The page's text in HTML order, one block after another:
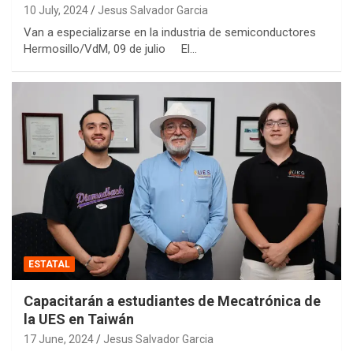
10 July, 2024 Jesus Salvador Garcia
Van a especializarse en la industria de semiconductores
Hermosillo/VdM, 09 de julio El…
ESTATAL
Capacitarán a estudiantes de Mecatrónica de
la UES en Taiwán
17 June, 2024 Jesus Salvador Garcia